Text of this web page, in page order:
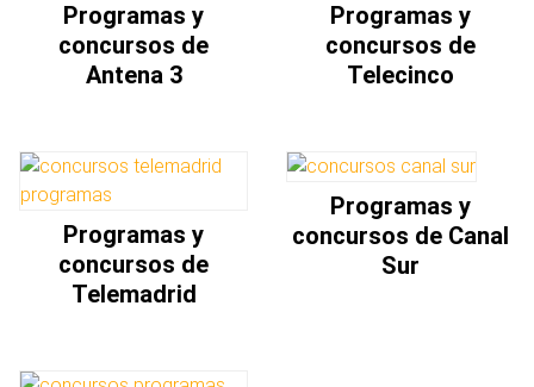
Programas y
concursos de
Antena 3
Programas y
concursos de
Telecinco
Programas y
concursos de
Telemadrid
Programas y
concursos de Canal
Sur